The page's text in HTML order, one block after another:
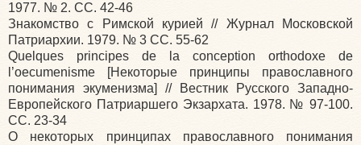
1977. № 2. СС. 42-46
Знакомство с Римской курией // Журнал Московской
Патриархии. 1979. № 3 СС. 55-62
Quelques principes de la conception orthodoxe de
l’oecumenisme [Некоторые принципы православного
понимания экуменизма] // Вестник Русского Западно-
Европейского Патриаршего Экзархата. 1978. № 97-100.
СС. 23-34
О некоторых принципах православного понимания